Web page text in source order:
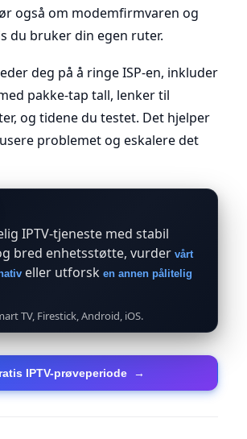
også om modemfirmvaren og
du bruker din egen ruter.
deg på å ringe ISP-en, inkluder
pakke-tap tall, lenker til
og tidene du testet. Det hjelper
problemet og eskalere det
IPTV-tjeneste med stabil
bred enhetsstøtte, vurder vårt
eller utforsk en annen pålitelig
TV, Firestick, Android, iOS.
IPTV-prøveperiode →